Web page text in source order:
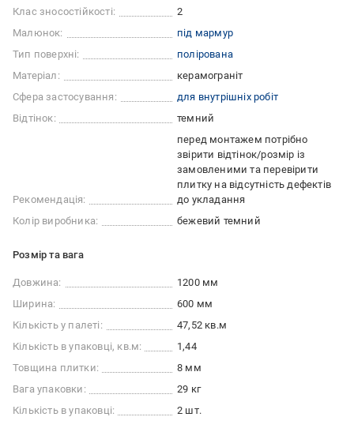
Клас зносостійкості:
2
Малюнок:
під мармур
Тип поверхні:
полірована
Матеріал:
керамограніт
Сфера застосування:
для внутрішніх робіт
Відтінок:
темний
Рекомендація:
перед монтажем потрібно
звірити відтінок/розмір із
замовленими та перевірити
плитку на відсутність дефектів
до укладання
Колір виробника:
бежевий темний
Розмір та вага
Довжина:
1200 мм
Ширина:
600 мм
Кількість у палеті:
47,52 кв.м
Кількість в упаковці, кв.м:
1,44
Товщина плитки:
8 мм
Вага упаковки:
29 кг
Кількість в упаковці:
2 шт.